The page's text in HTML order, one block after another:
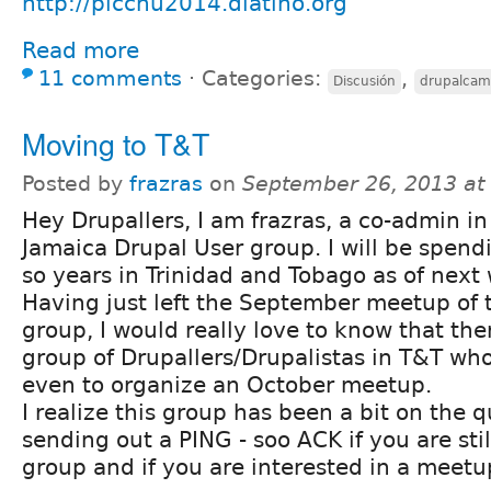
Read more
11 comments ⋅ Categories: Discusión ,
Moving to T&T
Posted by frazras on September 26, 2013 at
Hey Drupallers, I am frazras, a co-admin
Jamaica Drupal User group. I will be
so years in Trinidad and Tobago as of next
Having just left the September meetup of
group, I would really love to know that
group of Drupallers/Drupalistas in T&T
even to organize an October meetup.
I realize this group has been a bit on the
sending out a PING - soo ACK if you are
group and if you are interested in a